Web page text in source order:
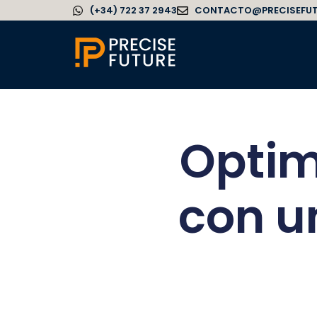
(+34) 722 37 2943
con